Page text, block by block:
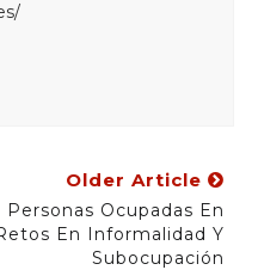
Older Article
Ocupadas En
En Informalidad Y
Subocupación